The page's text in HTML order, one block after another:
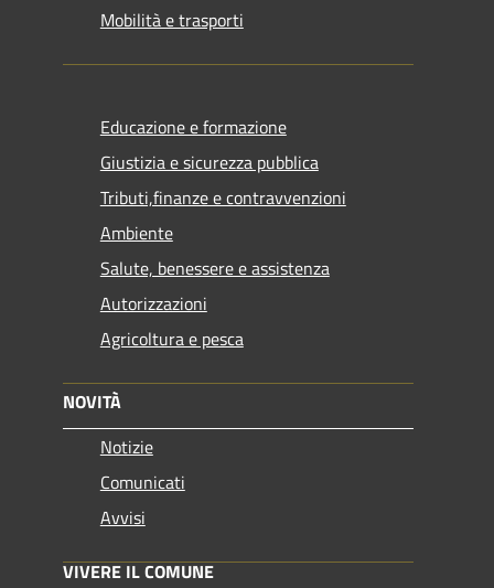
Mobilità e trasporti
Educazione e formazione
Giustizia e sicurezza pubblica
Tributi,finanze e contravvenzioni
Ambiente
Salute, benessere e assistenza
Autorizzazioni
Agricoltura e pesca
NOVITÀ
Notizie
Comunicati
Avvisi
VIVERE IL COMUNE